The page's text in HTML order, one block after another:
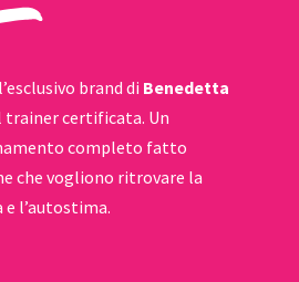
brand di Benedetta
trainer certificata. Un
completo fatto
che vogliono ritrovare la
l’autostima.